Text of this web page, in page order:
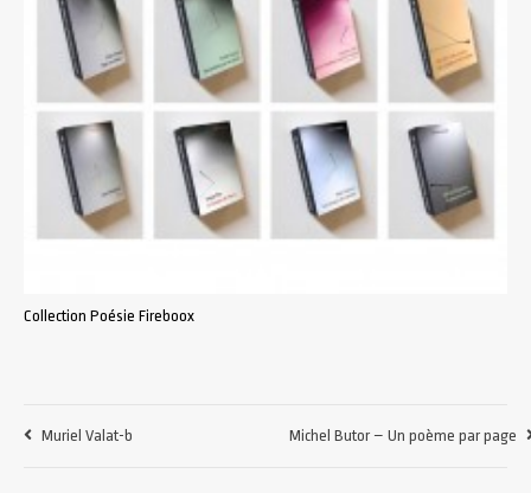
Collection Poésie Fireboox
Muriel Valat-b Michel Butor – Un poème par page